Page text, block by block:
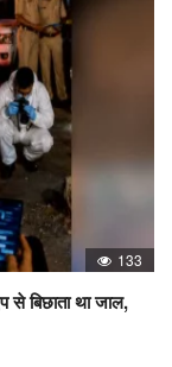
133
बिछाता था जाल,